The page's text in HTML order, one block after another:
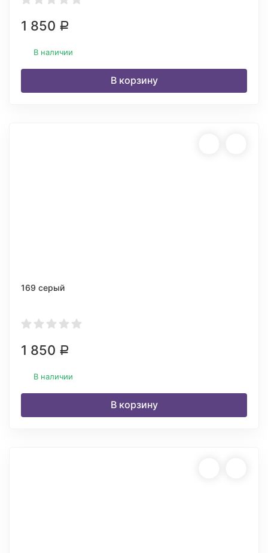
1 850 Р
В наличии
В корзину
169 серый
1 850 Р
В наличии
В корзину